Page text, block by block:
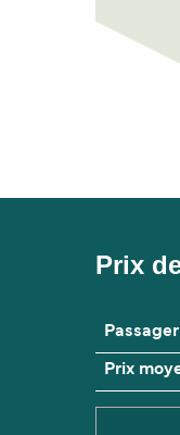
Prix
Prix